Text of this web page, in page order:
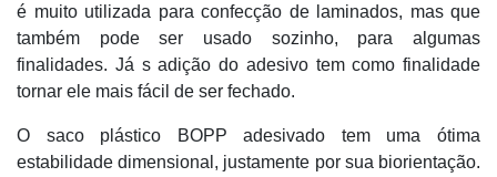
é muito utilizada para confecção de laminados, mas que
também pode ser usado sozinho, para algumas
finalidades. Já s adição do adesivo tem como finalidade
tornar ele mais fácil de ser fechado.
O saco plástico BOPP adesivado tem uma ótima
estabilidade dimensional, justamente por sua biorientação.